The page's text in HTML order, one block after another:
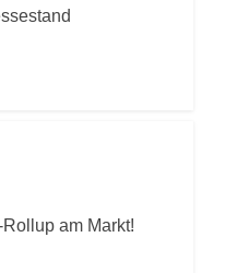
Rollup am Markt!